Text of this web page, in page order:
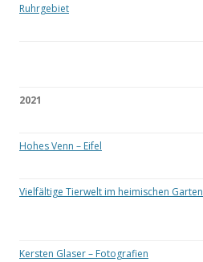
Ruhrgebiet
2021
Hohes Venn – Eifel
Vielfältige Tierwelt im heimischen Garten
Kersten Glaser – Fotografien